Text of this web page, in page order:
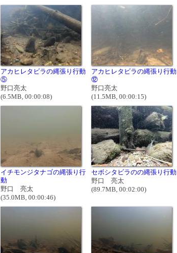
アカヒレタビラの縄張り行動
⑤
野口亮太
(6.5MB, 00:00:08)
アカヒレタビラの縄張り行動
⑫
野口亮太
(11.5MB, 00:00:15)
イチモンジタナゴの縄張り行
動
野口 亮太
(35.0MB, 00:00:46)
セボシタビラのの縄張り行動
野口 亮太
(89.7MB, 00:02:00)